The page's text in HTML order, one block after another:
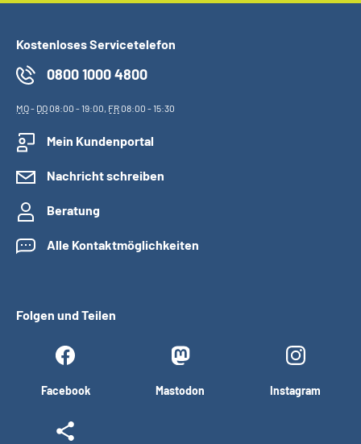
Kostenloses Servicetelefon
0800 1000 4800
MO- DO08:00 - 19:00, FR08:00 - 15:30
Mein Kundenportal
Nachricht schreiben
Beratung
Alle Kontaktmöglichkeiten
Folgen und Teilen
Facebook Mastodon Instagram